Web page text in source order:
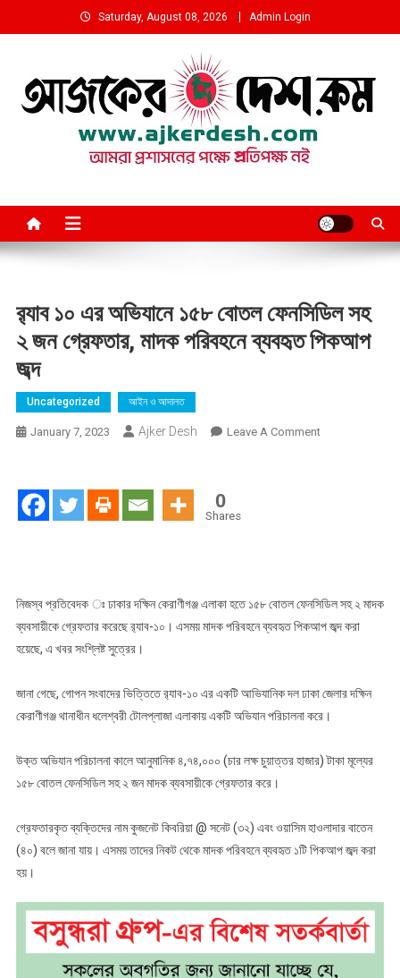
to
Saturday, August 08, 2026 Admin Login
র‍্যাব ১০ এর অভিযানে ১৫৮ বোতল ফেনসিডিল সহ
২ জন গ্রেফতার, মাদক পরিবহনে ব্যবহৃত পিকআপ
জব্দ
Uncategorized আইন ও আদালত
January 7, 2023 Ajker Desh Leave A CommentOn
সহ
পরিবহনে
ব্যবহৃত
জব্দ
0
Shares
নিজস্ব প্রতিবেদক ঃ ঢাকার দক্ষিন কেরাণীগঞ্জ এলাকা হতে ১৫৮ বোতল ফেনসিডিল সহ ২ মাদক
ব্যবসায়ীকে গ্রেফতার করেছে র‌্যাব-১০। এসময় মাদক পরিবহনে ব্যবহৃত পিকআপ জব্দ করা
হয়েছে, এ খবর সংশ্লিষ্ট সুত্রের।
জানা গেছে, গোপন সংবাদের ভিত্তিতে র‌্যাব-১০ এর একটি আভিযানিক দল ঢাকা জেলার দক্ষিন
কেরাণীগঞ্জ থানাধীন ধলেশ্বরী টোলপ্লাজা এলাকায় একটি অভিযান পরিচালনা করে।
উক্ত অভিযান পরিচালনা কালে আনুমানিক ৪,৭৪,০০০ (চার লক্ষ চুয়াত্তর হাজার) টাকা মূল্যের
১৫৮ বোতল ফেনসিডিল সহ ২ জন মাদক ব্যবসায়ীকে গ্রেফতার করে।
গ্রেফতারকৃত ব্যক্তিদের নাম কুজনেট কিবরিয়া @ সনেট (৩২) এবং ওয়াসিম হাওলাদার বাতেন
(৪০) বলে জানা যায়। এসময় তাদের নিকট থেকে মাদক পরিবহনে ব্যবহৃত ১টি পিকআপ জব্দ করা
হয়।